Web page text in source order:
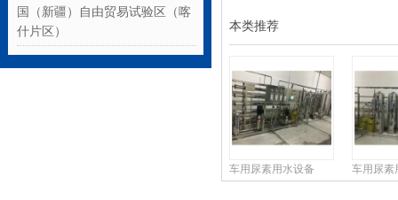
国（新疆）自由贸易试验区（喀
什片区）
本类推荐
车用尿素用水设备 车用尿素